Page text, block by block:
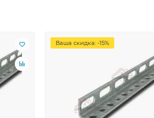
Ваша скидка: -15%